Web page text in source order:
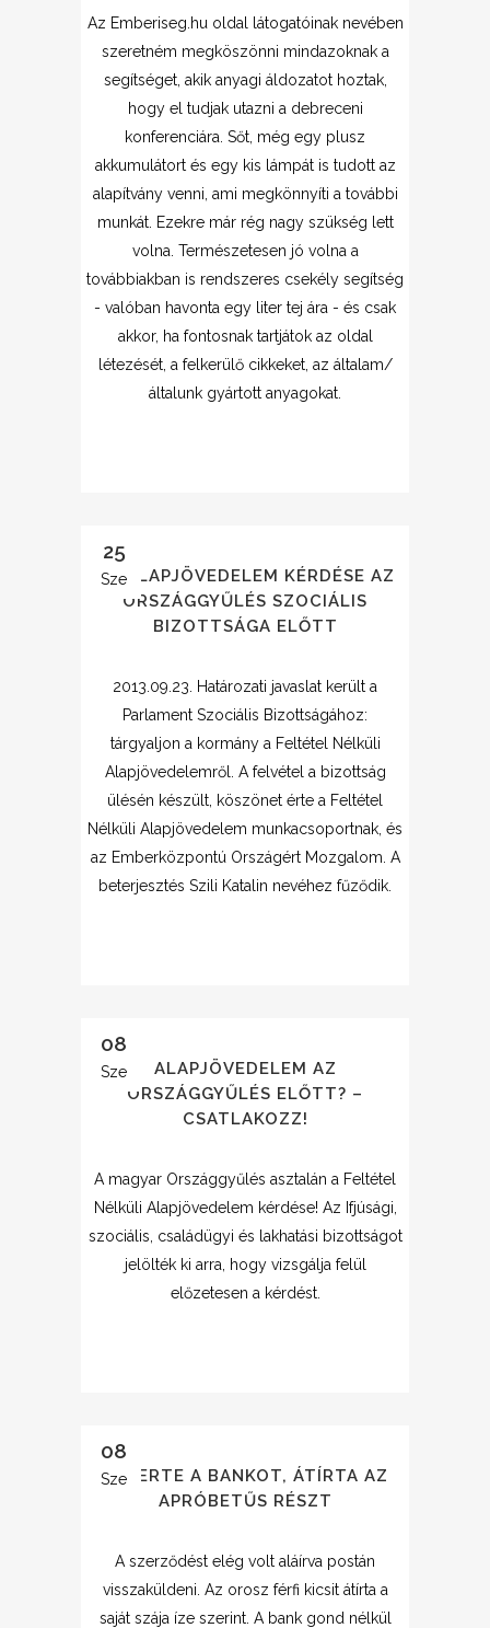
Az Emberiseg.hu oldal látogatóinak nevében
szeretném megköszönni mindazoknak a
segítséget, akik anyagi áldozatot hoztak,
hogy el tudjak utazni a debreceni
konferenciára. Sőt, még egy plusz
akkumulátort és egy kis lámpát is tudott az
alapítvány venni, ami megkönnyíti a további
munkát. Ezekre már rég nagy szükség lett
volna. Természetesen jó volna a
továbbiakban is rendszeres csekély segítség
- valóban havonta egy liter tej ára - és csak
akkor, ha fontosnak tartjátok az oldal
létezését, a felkerülő cikkeket, az általam/
általunk gyártott anyagokat.
25
Sze
AZ ALAPJÖVEDELEM KÉRDÉSE AZ
ORSZÁGGYŰLÉS SZOCIÁLIS
BIZOTTSÁGA ELŐTT
2013.09.23. Határozati javaslat került a
Parlament Szociális Bizottságához:
tárgyaljon a kormány a Feltétel Nélküli
Alapjövedelemről. A felvétel a bizottság
ülésén készült, köszönet érte a Feltétel
Nélküli Alapjövedelem munkacsoportnak, és
az Emberközpontú Országért Mozgalom. A
beterjesztés Szili Katalin nevéhez fűződik.
08
Sze
ALAPJÖVEDELEM AZ
ORSZÁGGYŰLÉS ELŐTT? –
CSATLAKOZZ!
A magyar Országgyűlés asztalán a Feltétel
Nélküli Alapjövedelem kérdése! Az Ifjúsági,
szociális, családügyi és lakhatási bizottságot
jelölték ki arra, hogy vizsgálja felül
előzetesen a kérdést.
08
Sze
ÁTVERTE A BANKOT, ÁTÍRTA AZ
APRÓBETŰS RÉSZT
A szerződést elég volt aláírva postán
visszaküldeni. Az orosz férfi kicsit átírta a
saját szája íze szerint. A bank gond nélkül